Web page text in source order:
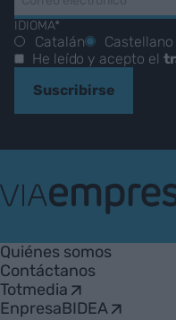
IDIOMA*
Catalán
Castellano
He leído y acepto el
Suscribirse
Empresa
Quiénes somos
Contáctanos
Totmedia
EnpresaBIDEA